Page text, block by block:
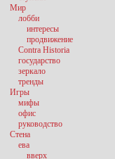
Мир
лобби
интересы
продвижение
Contra Historia
государство
зеркало
тренды
Игры
мифы
офис
руководство
Стена
ева
вверх